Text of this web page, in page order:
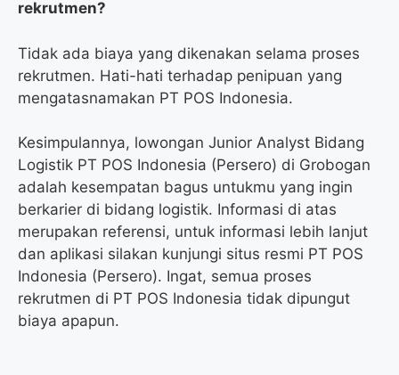
rekrutmen?
Tidak ada biaya yang dikenakan selama proses
rekrutmen. Hati-hati terhadap penipuan yang
mengatasnamakan PT POS Indonesia.
Kesimpulannya, lowongan Junior Analyst Bidang
Logistik PT POS Indonesia (Persero) di Grobogan
adalah kesempatan bagus untukmu yang ingin
berkarier di bidang logistik. Informasi di atas
merupakan referensi, untuk informasi lebih lanjut
dan aplikasi silakan kunjungi situs resmi PT POS
Indonesia (Persero). Ingat, semua proses
rekrutmen di PT POS Indonesia tidak dipungut
biaya apapun.